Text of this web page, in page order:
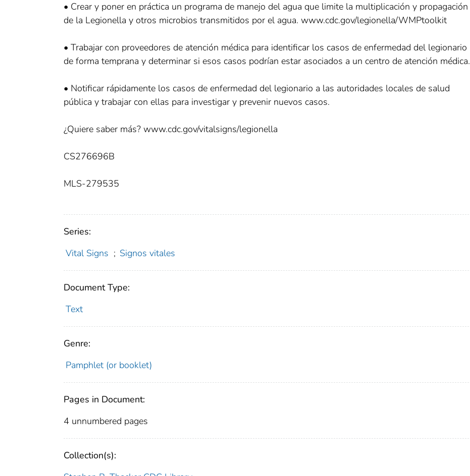
• Crear y poner en práctica un programa de manejo del agua que limite la multiplicación y propagación
de la Legionella y otros microbios transmitidos por el agua. www.cdc.gov/legionella/WMPtoolkit
• Trabajar con proveedores de atención médica para identificar los casos de enfermedad del legionario
de forma temprana y determinar si esos casos podrían estar asociados a un centro de atención médica.
• Notificar rápidamente los casos de enfermedad del legionario a las autoridades locales de salud
pública y trabajar con ellas para investigar y prevenir nuevos casos.
¿Quiere saber más? www.cdc.gov/vitalsigns/legionella
CS276696B
MLS-279535
Series:
Vital Signs ; Signos vitales
Document Type:
Text
Genre:
Pamphlet (or booklet)
Pages in Document:
4 unnumbered pages
Collection(s):